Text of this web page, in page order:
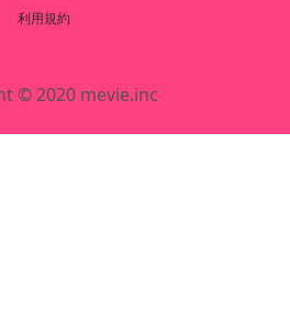
利用規約
© 2020 mevie.inc